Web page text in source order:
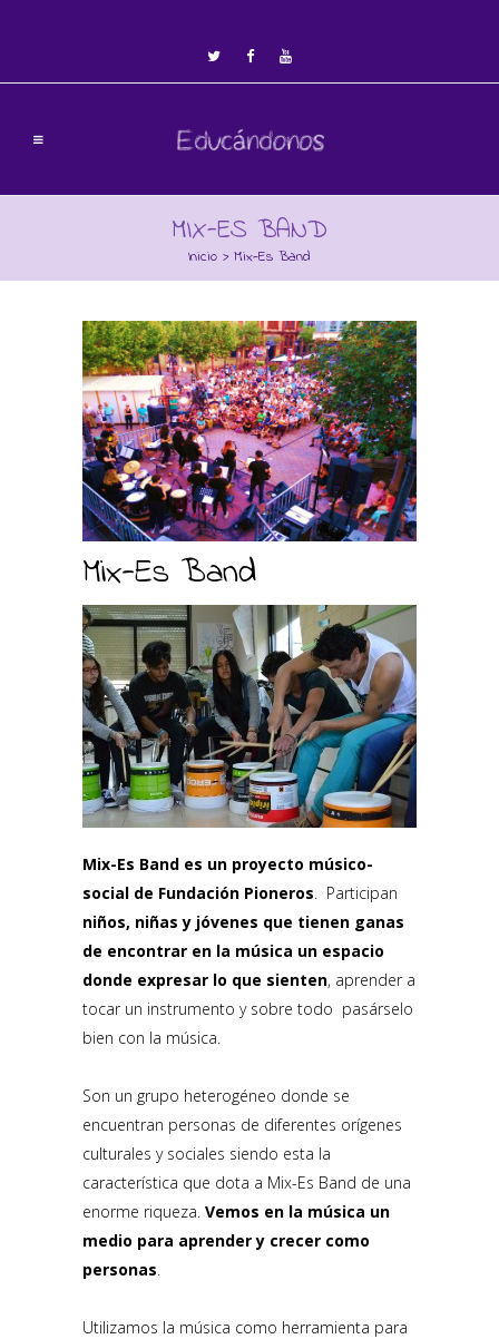
MIX-ES BAND
Inicio > Mix-Es Band
Mix-Es Band
Mix-Es Band es un proyecto músico-
social de Fundación Pioneros . Participan
niños, niñas y jóvenes que tienen ganas
de encontrar en la música un espacio
donde expresar lo que sienten, aprender a
tocar un instrumento y sobre todo pasárselo
bien con la música.
Son un grupo heterogéneo donde se
encuentran personas de diferentes orígenes
culturales y sociales siendo esta la
característica que dota a Mix-Es Band de una
enorme riqueza. Vemos en la música un
medio para aprender y crecer como
personas
Utilizamos la música como herramienta para